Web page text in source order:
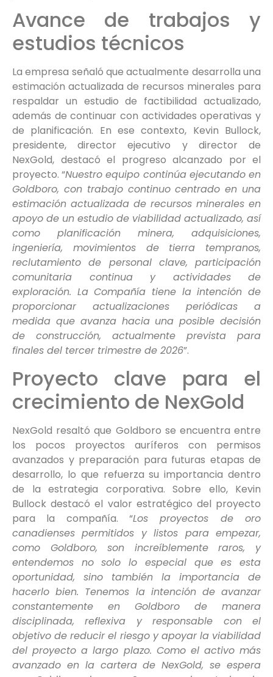
Avance de trabajos y
estudios técnicos
La empresa señaló que actualmente desarrolla una
estimación actualizada de recursos minerales para
respaldar un estudio de factibilidad actualizado,
además de continuar con actividades operativas y
de planificación. En ese contexto, Kevin Bullock,
presidente, director ejecutivo y director de
NexGold, destacó el progreso alcanzado por el
proyecto. “Nuestro equipo continúa ejecutando en
Goldboro, con trabajo continuo centrado en una
estimación actualizada de recursos minerales en
apoyo de un estudio de viabilidad actualizado, así
como planificación minera, adquisiciones,
ingeniería, movimientos de tierra tempranos,
reclutamiento de personal clave, participación
comunitaria continua y actividades de
exploración. La Compañía tiene la intención de
proporcionar actualizaciones periódicas a
medida que avanza hacia una posible decisión
de construcción, actualmente prevista para
finales del tercer trimestre de 2026”.
Proyecto clave para el
crecimiento de NexGold
NexGold resaltó que Goldboro se encuentra entre
los pocos proyectos auríferos con permisos
avanzados y preparación para futuras etapas de
desarrollo, lo que refuerza su importancia dentro
de la estrategia corporativa. Sobre ello, Kevin
Bullock destacó el valor estratégico del proyecto
para la compañía. “Los proyectos de oro
canadienses permitidos y listos para empezar,
como Goldboro, son increíblemente raros, y
entendemos no solo lo especial que es esta
oportunidad, sino también la importancia de
hacerlo bien. Tenemos la intención de avanzar
constantemente en Goldboro de manera
disciplinada, reflexiva y responsable con el
objetivo de reducir el riesgo y apoyar la viabilidad
del proyecto a largo plazo. Como el activo más
avanzado en la cartera de NexGold, se espera